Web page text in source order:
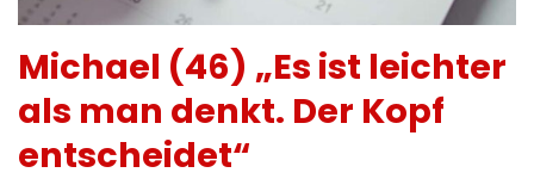
Michael (46) „Es ist leichter
als man denkt. Der Kopf
entscheidet“